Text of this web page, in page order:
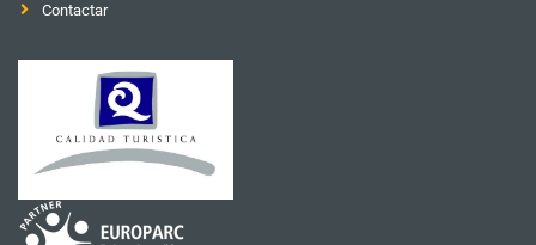
Contactar